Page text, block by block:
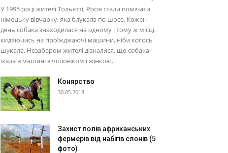
У 1995 році жителі Тольятті, Росія стали помічати
німецьку вівчарку, яка блукала по шосе. Кожен
день собака знаходилася на одному і тому ж місці,
кидаючись на проїжджаючі машини, ніби когось
шукала. Незабаром жителі дізналися, що собака
їхала в машині з чоловіком і жінкою.
Конярство
30.05.2018
Захист полів африканських
фермерів від набігів слонів (5
фото)